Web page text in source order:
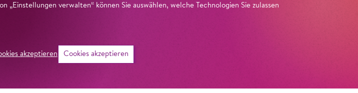
„Einstellungen verwalten“ können Sie auswählen, welche Technologien Sie zulassen
akzeptieren Cookies akzeptieren